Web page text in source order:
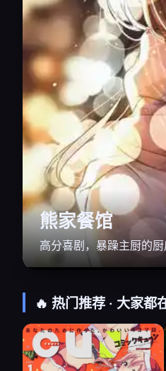
熊家餐馆
高分喜剧，暴躁主厨的
🔥 热门推荐 · 大家都